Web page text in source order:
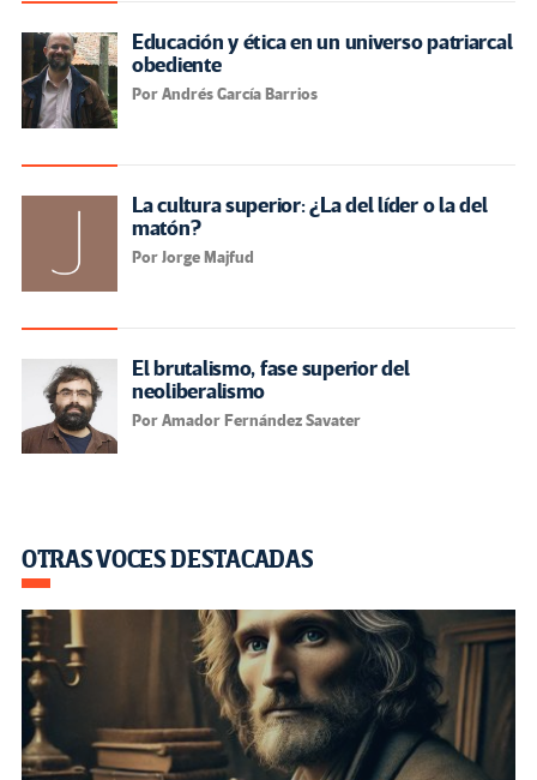
Educación y ética en un universo patriarcal
obediente
Por Andrés García Barrios
La cultura superior: ¿La del líder o la del
matón?
Por Jorge Majfud
El brutalismo, fase superior del
neoliberalismo
Por Amador Fernández Savater
OTRAS VOCES DESTACADAS